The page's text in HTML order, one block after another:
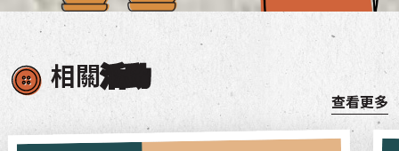
相關活動
查看更多